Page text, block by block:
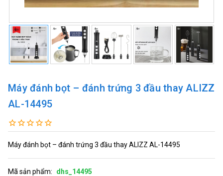
Máy đánh bọt – đánh trứng 3 đầu thay ALIZZ
AL-14495
Máy đánh bọt – đánh trứng 3 đầu thay ALIZZ AL-14495
Mã sản phẩm:
dhs_14495